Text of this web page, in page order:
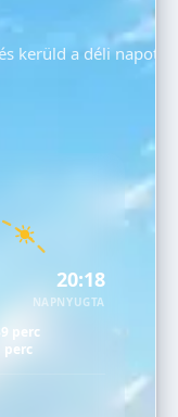
kerüld a déli napot!
20:18
NAPNYUGTA
perc
perc